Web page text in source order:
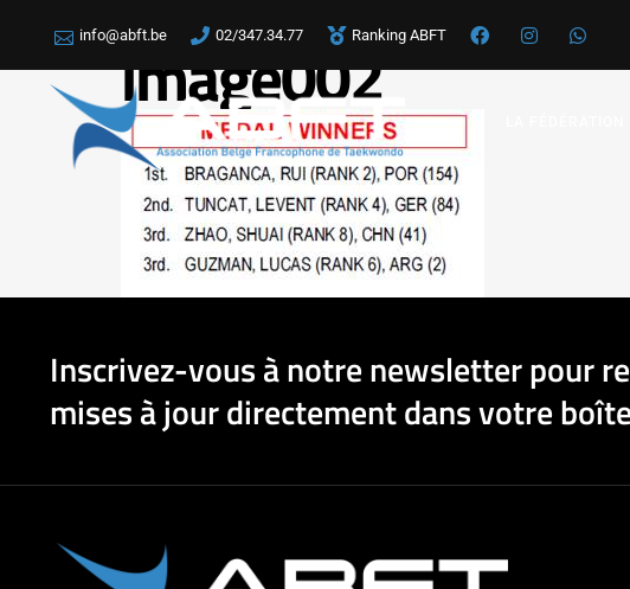
info@abft.be 02/347.34.77 Ranking ABFT
image002
Inscrivez-vous à notre newsletter pour
mises à jour directement dans votre